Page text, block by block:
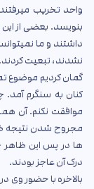
واحد تخریب
بنویسد. بعضی از
داشتند و ما
نشدند، تبعیت کردند.
گمان کردیم موضوع
کنان به سنگرم
موافقت نکنم. آن
مجروح شدن نتیجه
ها در پس این ظاهر
درک آن عاجز بودند.
بالاخره با حضور وی